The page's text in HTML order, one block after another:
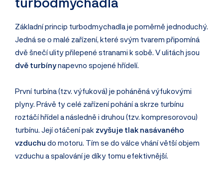
Základní princip turbodmychadla je poměrně jednoduchý.
Jedná se o malé zařízení, které svým tvarem připomíná
dvě šnečí ulity přilepené stranami k sobě. V ulitách jsou
dvě turbínynapevno spojené hřídelí.
První turbína (tzv. výfuková) je poháněná výfukovými
plyny. Právě ty celé zařízení pohání a skrze turbínu
roztáčí hřídel a následně i druhou (tzv. kompresorovou)
turbínu. Její otáčení pak zvyšuje tlak nasávaného
vzduchu do motoru. Tím se do válce vhání větší objem
vzduchu a spalování je díky tomu efektivnější.